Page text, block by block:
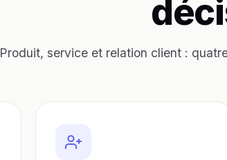
Produit, service et relation client :